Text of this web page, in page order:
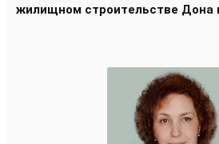
жилищном строительстве Дона